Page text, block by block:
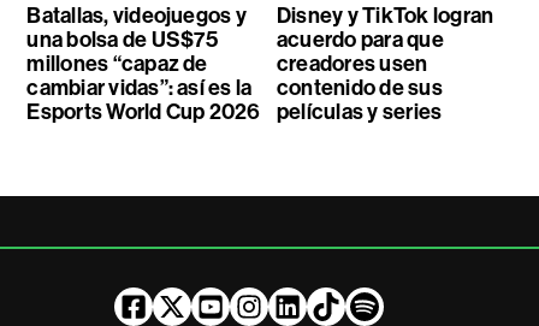
Batallas, videojuegos y
una bolsa de US$75
millones “capaz de
cambiar vidas”: así es la
Esports World Cup 2026
Disney y TikTok logran
acuerdo para que
creadores usen
contenido de sus
películas y series